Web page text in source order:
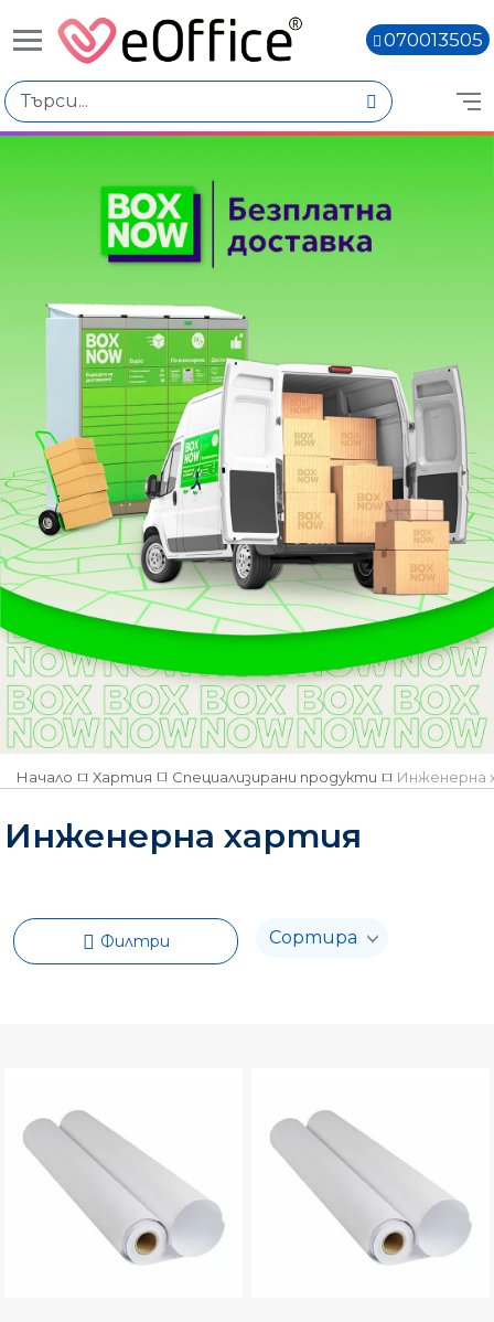
070013505
Избери по
Цена
€0.00 - €10.00
€20.02 - €30.01
€30.03 - €40.02
N/A
Вид продукт
Форматирани хартии
Хартии на руло
Формат
A0
A1+
A2
A3
N/A
Количество
Няма наличност
Начало Хартия Специализирани продукти Инженерна
Инженерна хартия
Филтри